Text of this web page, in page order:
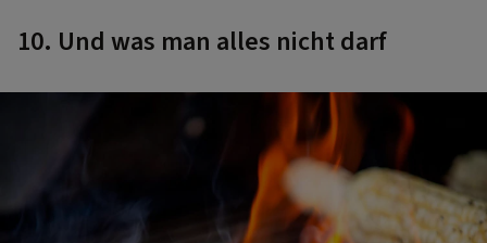
10. Und was man alles nicht darf